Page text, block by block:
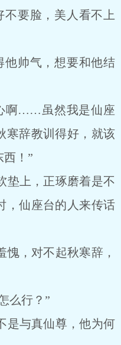
要脸，美人看不上
帅气，想要和他结
……虽然我是仙座
寒辞教训得好，就该
！”
上，正琢磨着是不
，仙座台的人来传话
，对不起秋寒辞，
么行？”
与真仙尊，他为何